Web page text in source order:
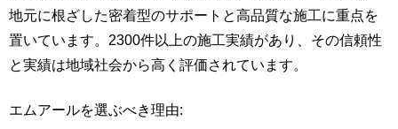
地元に根ざした密着型のサポートと高品質な施工に重点を
置いています。2300件以上の施工実績があり、その信頼性
と実績は地域社会から高く評価されています。
エムアールを選ぶべき理由: